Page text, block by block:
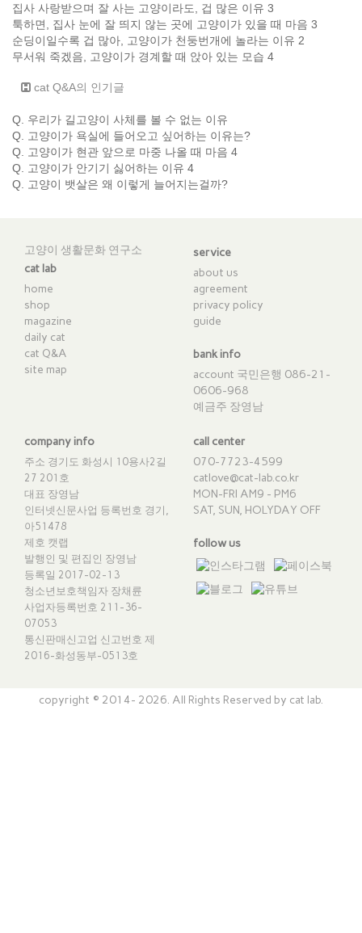
집사 사랑받으며 잘 사는 고양이라도, 겁 많은 이유 3
툭하면, 집사 눈에 잘 띄지 않는 곳에 고양이가 있을 때 마음 3
순딩이일수록 겁 많아, 고양이가 천둥번개에 놀라는 이유 2
무서워 죽겠음, 고양이가 경계할 때 앉아 있는 모습 4
cat Q&A의 인기글
Q. 우리가 길고양이 사체를 볼 수 없는 이유
Q. 고양이가 욕실에 들어오고 싶어하는 이유는?
Q. 고양이가 현관 앞으로 마중 나올 때 마음 4
Q. 고양이가 안기기 싫어하는 이유 4
Q. 고양이 뱃살은 왜 이렇게 늘어지는걸까?
고양이 생활문화 연구소
cat lab
home
shop
magazine
daily cat
cat Q&A
site map
service
about us
agreement
privacy policy
guide
bank info
account 국민은행 086-21-
0606-968
예금주 장영남
company info
주소 경기도 화성시 10용사2길
27 201호
대표 장영남
인터넷신문사업 등록번호 경기,
아51478
제호 캣랩
발행인 및 편집인 장영남
등록일 2017-02-13
청소년보호책임자 장채륜
사업자등록번호 211-36-
07053
통신판매신고업 신고번호 제
2016-화성동부-0513호
call center
070-7723-4599
catlove@cat-lab.co.kr
MON-FRI AM9 - PM6
SAT, SUN, HOLYDAY OFF
follow us
copyright © 2014- 2026. All Rights Reserved by cat lab.